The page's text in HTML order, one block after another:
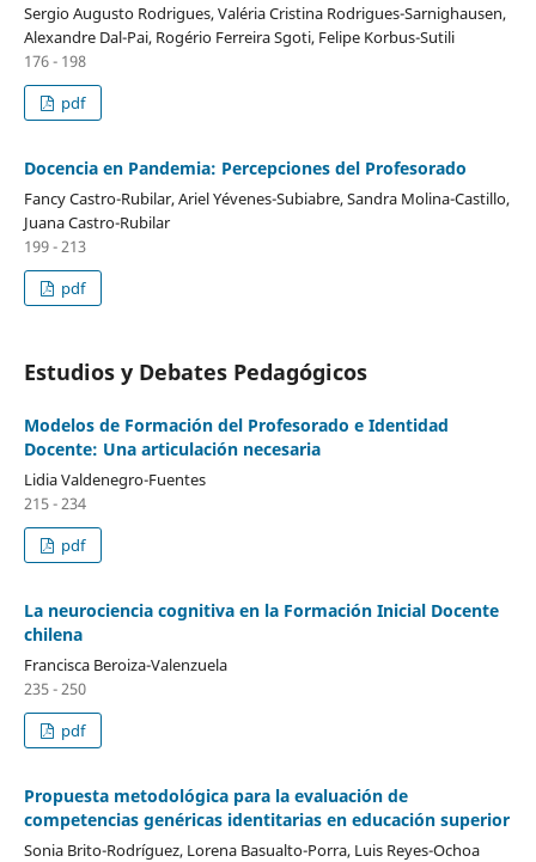
Sergio Augusto Rodrigues, Valéria Cristina Rodrigues-Sarnighausen,
Alexandre Dal-Pai, Rogério Ferreira Sgoti, Felipe Korbus-Sutili
176 - 198
pdf
Docencia en Pandemia: Percepciones del Profesorado
Fancy Castro-Rubilar, Ariel Yévenes-Subiabre, Sandra Molina-Castillo,
Juana Castro-Rubilar
199 - 213
pdf
Estudios y Debates Pedagógicos
Modelos de Formación del Profesorado e Identidad
Docente: Una articulación necesaria
Lidia Valdenegro-Fuentes
215 - 234
pdf
La neurociencia cognitiva en la Formación Inicial Docente
chilena
Francisca Beroiza-Valenzuela
235 - 250
pdf
Propuesta metodológica para la evaluación de
competencias genéricas identitarias en educación superior
Sonia Brito-Rodríguez, Lorena Basualto-Porra, Luis Reyes-Ochoa